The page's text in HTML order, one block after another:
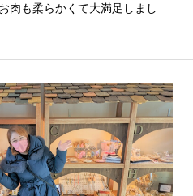
肉も柔らかくて大満足しまし